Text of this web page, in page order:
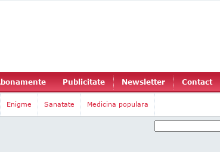
Publicitate Newsletter Contact
Enigme Sanatate Medicina populara